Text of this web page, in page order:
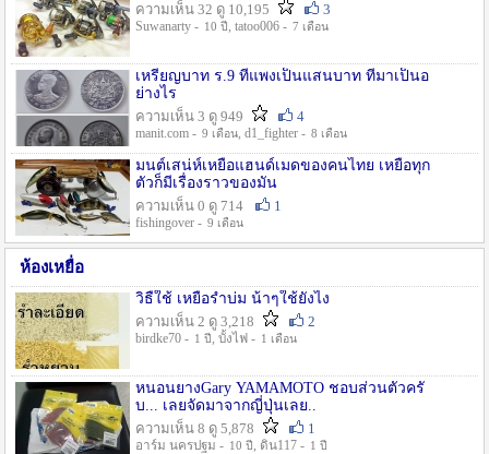
ความเห็น 32 ดู 10,195
3
Suwanarty - 10 ปี , tatoo006 - 7 เดือน
เหรียญบาท ร.9 ที่แพงเป็นแสนบาท ที่มาเป็นอ
ย่างไร
ความเห็น 3 ดู 949
4
manit.com - 9 เดือน, d1_fighter - 8 เดือน
มนต์เสน่ห์เหยื่อแฮนด์เมดของคนไทย เหยื่อทุก
ตัวก็มีเรื่องราวของมัน
ความเห็น 0 ดู 714
1
fishingover - 9 เดือน
ห้องเหยื่อ
วิธืใช้ เหยื่อรำบ่ม น้าๆใช้ยังไง
ความเห็น 2 ดู 3,218
2
birdke70 - 1 ปี , บั้งไฟ - 1 เดือน
หนอนยางGary YAMAMOTO ชอบส่วนตัวครั
บ... เลยจัดมาจากญี่ปุ่นเลย..
ความเห็น 8 ดู 5,878
1
อาร์ม นครปฐม - 10 ปี , ดิน117 - 1 ปี